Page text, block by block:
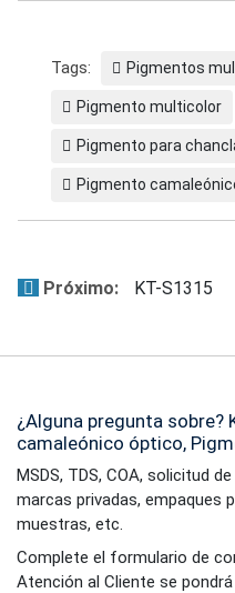
Tags: Pigmentos
Pigmento multicolor
Pigmento para
Pigmento
Próximo: KT-S1315
¿Alguna pregunta sobre?
camaleónico óptico,
MSDS, TDS, COA, solicitud
marcas privadas, empaques
muestras, etc.
Complete el formulario de
Atención al Cliente se